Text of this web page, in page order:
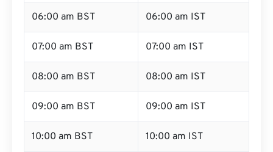
06:00 am BST 06:00 am IST
07:00 am BST 07:00 am IST
08:00 am BST 08:00 am IST
09:00 am BST 09:00 am IST
10:00 am BST 10:00 am IST